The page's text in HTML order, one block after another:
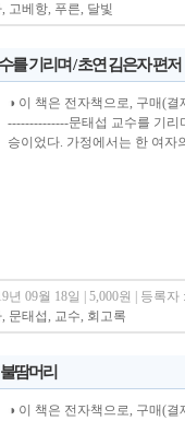
고베항, 푸른, 달빛
를 기리며 / 초연 김은자 편저
◑ 이 책은 전자책으로, 구매(
--------------문태섭 교수를 기
승이었다. 가정에서는 한 여자
년 09월 18일 | 5,000원 | 등록자 :
문태섭, 교수, 회고록
땀머리
◑ 이 책은 전자책으로, 구매(